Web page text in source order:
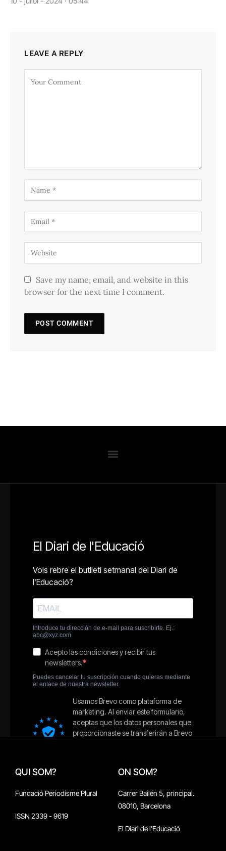
LEAVE A REPLY
Save my name, email, and website in this
browser for the next time I comment.
QUI SOM?
Fundació Periodisme Plural
ISSN 2339 - 9619
ON SOM?
Carrer Bailén 5, principal.
08010, Barcelona
El Diari de l'Educació